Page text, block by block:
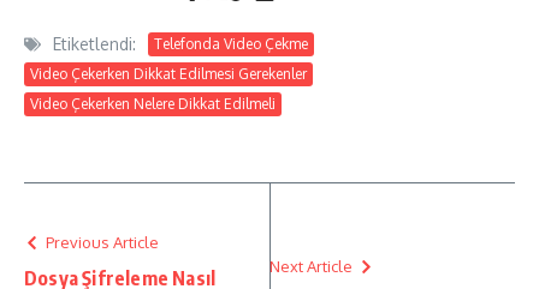
Etiketlendi:
Telefonda Video Çekme
Video Çekerken Dikkat Edilmesi Gerekenler
Video Çekerken Nelere Dikkat Edilmeli
Previous Article
Dosya Şifreleme Nasıl
Next Article